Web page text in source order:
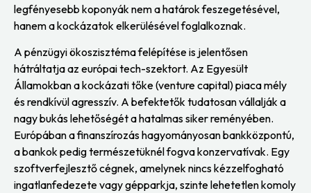
legfényesebb koponyák nem a határok feszegetésével,
hanem a kockázatok elkerülésével foglalkoznak.
A pénzügyi ökoszisztéma felépítése is jelentősen
hátráltatja az európai tech-szektort. Az Egyesült
Államokban a kockázati tőke (venture capital) piaca mély
és rendkívül agresszív. A befektetők tudatosan vállalják a
nagy bukás lehetőségét a hatalmas siker reményében.
Európában a finanszírozás hagyományosan bankközpontú,
a bankok pedig természetüknél fogva konzervatívak. Egy
szoftverfejlesztő cégnek, amelynek nincs kézzelfogható
ingatlanfedezete vagy gépparkja, szinte lehetetlen komoly